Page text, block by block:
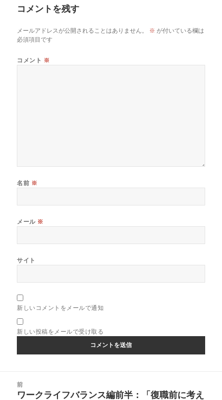
o
o
k
s k
コメントを残す
メールアドレスが公開されることはありません。 ※ が付いている欄は
必須項目です
コメント ※
名前 ※
メール ※
サイト
新しいコメントをメールで通知
新しい投稿をメールで受け取る
前
前
ワークライフバランス編前半：「復職前に考え